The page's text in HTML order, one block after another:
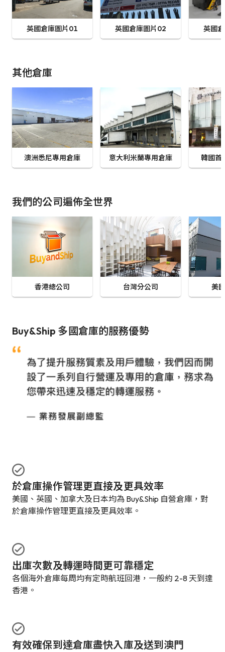
英國倉庫圖片01 英國倉庫圖片02 英國
其他倉庫
澳洲悉尼專用倉庫 意大利米蘭專用倉庫 韓國首
我們的公司遍佈全世界
香港總公司 台灣分公司 美
Buy&Ship 多國倉庫的服務優勢
於倉庫操作管理更直接及更具效率
美國、英國、加拿大及日本均為 Buy&Ship 自營倉庫，對
於倉庫操作管理更直接及更具效率。
出庫次數及轉運時間更可靠穩定
各個海外倉庫每周均有定時航班回港，一般約 2-8 天到達
香港。
有效確保到達倉庫盡快入庫及送到澳門